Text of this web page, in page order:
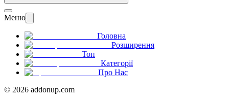
Меню
Головна
Розширення
Топ
Категорії
Про Нас
© 2026 addonup.com